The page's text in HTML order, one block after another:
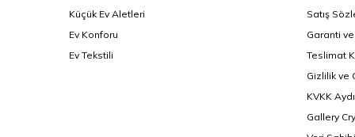
Küçük Ev Aletleri
Ev Konforu
Ev Tekstili
Satış
Garanti
Teslimat
Gizlilik ve
KVKK
Gallery